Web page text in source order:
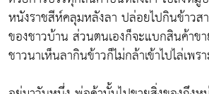
หนังราชสีห์คลุมหลังลา ปล่อยไปกินข้าวส
ของชาวบ้าน ส่วนตนเองก็จะแบกสินค้าข
ชาวนาเห็นลากินข้าวก็ไม่กล้าเข้าไปไล่เพ